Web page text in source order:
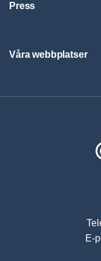
Press
Våra webbplatser
E-